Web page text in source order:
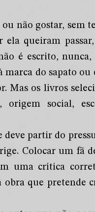
não gostar, sem
queiram
é escrito,
do sapato
Mas os livros
social,
partir do
Colocar um fã
uma crítica
que pretende